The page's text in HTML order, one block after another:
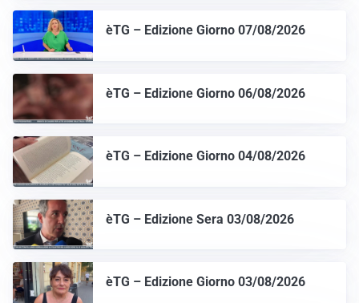
èTG – Edizione Giorno 07/08/2026
èTG – Edizione Giorno 06/08/2026
èTG – Edizione Giorno 04/08/2026
èTG – Edizione Sera 03/08/2026
èTG – Edizione Giorno 03/08/2026